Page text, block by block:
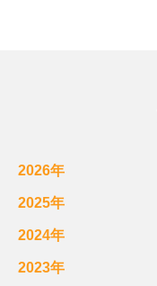
2026年
2025年
2024年
2023年